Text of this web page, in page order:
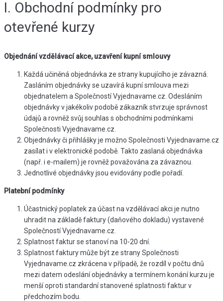
I. Obchodní podmínky pro
otevřené kurzy
Objednání vzdělávací akce, uzavření kupní smlouvy
Každá učiněná objednávka ze strany kupujícího je závazná.
Zasláním objednávky se uzavírá kupní smlouva mezi
objednatelem a Společností Vyjednavame.cz. Odesláním
objednávky v jakékoliv podobě zákazník stvrzuje správnost
údajů a rovněž svůj souhlas s obchodními podmínkami
Společnosti Vyjednavame.cz.
Objednávky či přihlášky je možno Společnosti Vyjednavame.cz
zasílat i v elektronické podobě. Takto zaslaná objednávka
(např. i e-mailem) je rovněž považována za závaznou.
Jednotlivé objednávky jsou evidovány podle pořadí.
Platební podmínky
Účastnický poplatek za účast na vzdělávací akci je nutno
uhradit na základě faktury (daňového dokladu) vystavené
Společností Vyjednavame.cz.
Splatnost faktur se stanoví na 10-20 dní.
Splatnost faktury může být ze strany Společnosti
Vyjednavame.cz zkrácena v případě, že rozdíl v počtu dnů
mezi datem odeslání objednávky a termínem konání kurzu je
menší oproti standardní stanovené splatnosti faktur v
předchozím bodu.